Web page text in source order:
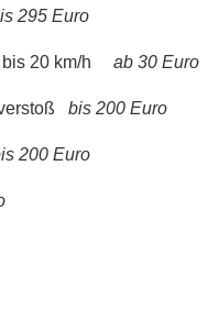
295 Euro
bis 20 km/h ab 30 Euro
bis 200 Euro
200 Euro